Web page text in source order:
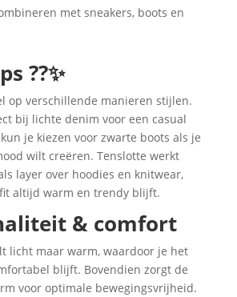
met sneakers, boots en
??✨
op verschillende manieren stijlen.
bij lichte denim voor een casual
je kiezen voor zwarte boots als je
wilt creëren. Tenslotte werkt
layer over hoodies en knitwear,
altijd warm en trendy blijft.
& comfort
licht maar warm, waardoor je het
blijft. Bovendien zorgt de
voor optimale bewegingsvrijheid.